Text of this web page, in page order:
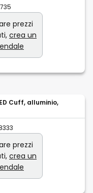
prezzi
crea un
Cuff, alluminio,
prezzi
crea un